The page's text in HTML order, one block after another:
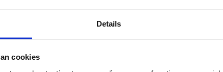
Details
cookies
het regelen van een uitvaart
kiezen?